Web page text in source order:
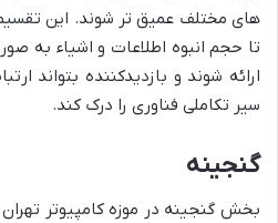
های مختلف عمیق تر شوند. این
تا حجم انبوه اطلاعات و اشیاء به
ارائه شوند و بازدیدکننده بتواند
سیر تکاملی فناوری را درک کند.
گنجینه
بخش گنجینه در موزه کامپیوتر